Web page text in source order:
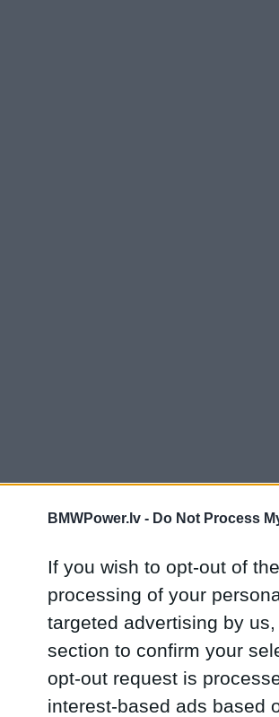
BMWPower.lv - Do Not Process
If you wish to opt-out of
processing of your
targeted advertising by
section to confirm your
opt-out request is
interest-based ads based